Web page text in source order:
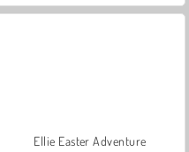
Ellie Easter Adventure